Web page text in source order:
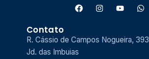
Contato
R. Cássio de Campos Nogueira, 393
Jd. das Imbuias